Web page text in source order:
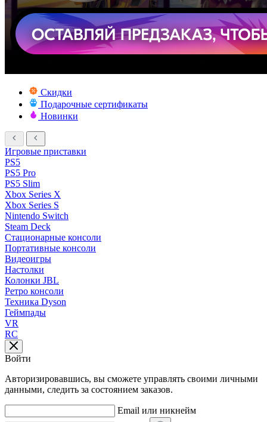
Скидки
Подарочные сертификаты
Новинки
Игровые приставки
PS5
PS5 Pro
PS5 Slim
Xbox Series X
Xbox Series S
Nintendo Switch
Steam Deck
Стационарные консоли
Портативные консоли
Видеоигры
Настолки
Колонки JBL
Ретро консоли
Техника Dyson
Геймпады
VR
RC
Войти
Авторизировавшись, вы сможете управлять своими личными
данными, следить за состоянием заказов.
Email или никнейм